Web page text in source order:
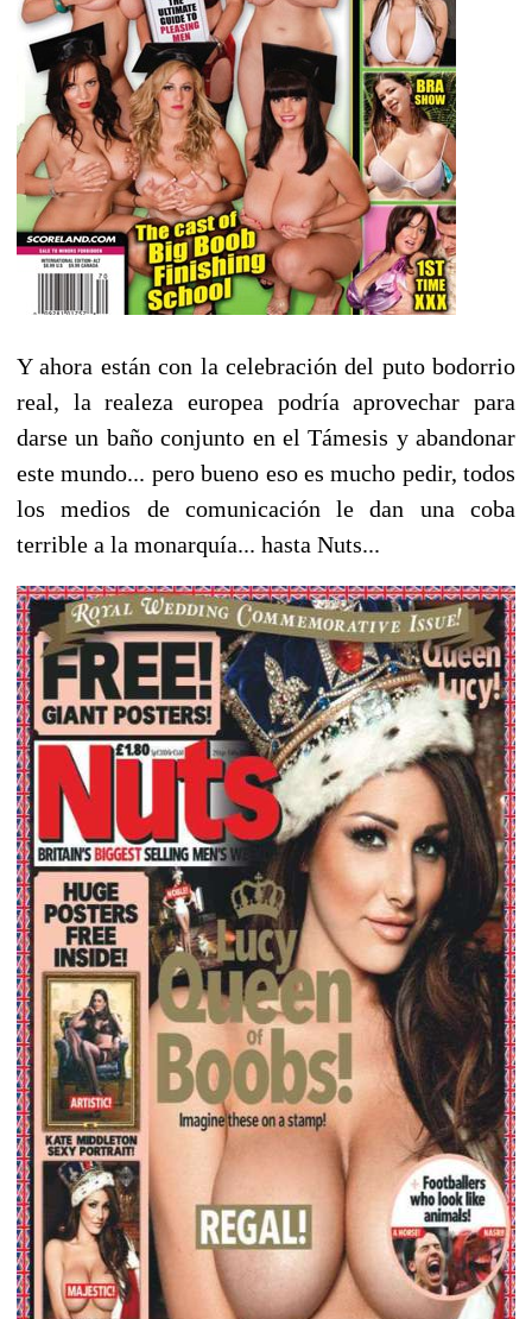
Y ahora están con la celebración del puto bodorrio
real, la realeza europea podría aprovechar para
darse un baño conjunto en el Támesis y abandonar
este mundo... pero bueno eso es mucho pedir, todos
los medios de comunicación le dan una coba
terrible a la monarquía... hasta Nuts...